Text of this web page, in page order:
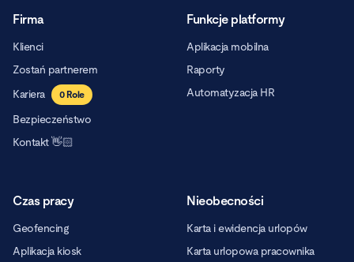
Firma
Klienci
Zostań partnerem
Kariera
0Role
Bezpieczeństwo
Kontakt 👋🏻
Funkcje platformy
Aplikacja mobilna
Raporty
Automatyzacja HR
Czas pracy
Geofencing
Aplikacja kiosk
Nieobecności
Karta i ewidencja urlopów
Karta urlopowa pracownika